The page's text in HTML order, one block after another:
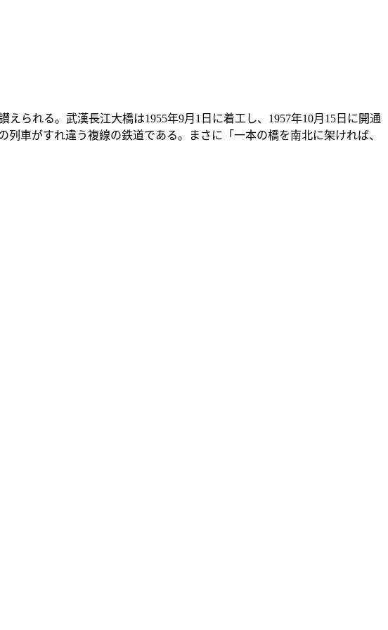
えられる。武漢長江大橋は1955年9月 1 日 に着工 し、 1957年10月 15 日 に開通
列車がすれ違う複線の鉄道である。 まさに 「一本の橋を南北に架ければ、